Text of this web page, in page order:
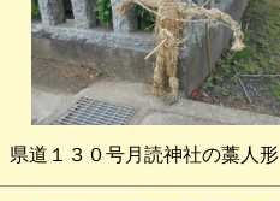
県道１３０号月読神社の藁人形